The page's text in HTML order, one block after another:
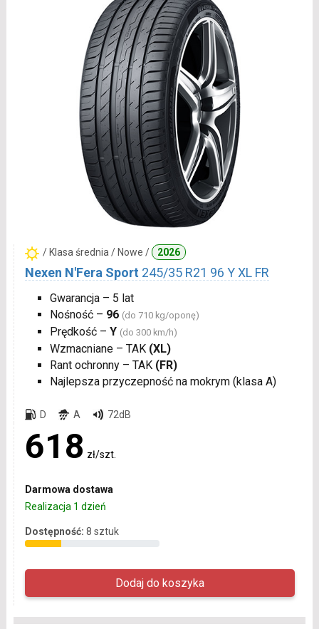
/ Klasa średnia / Nowe / 2026
Nexen N'Fera Sport 245/35 R21 96 Y XL FR
Gwarancja – 5 lat
Nośność – 96 (do 710 kg/oponę)
Prędkość – Y (do 300 km/h)
Wzmacniane – TAK (XL)
Rant ochronny – TAK (FR)
Najlepsza przyczepność na mokrym (klasa A)
D A 72dB
618 zł/szt.
Darmowa dostawa
Realizacja 1 dzień
Dostępność: 8 sztuk